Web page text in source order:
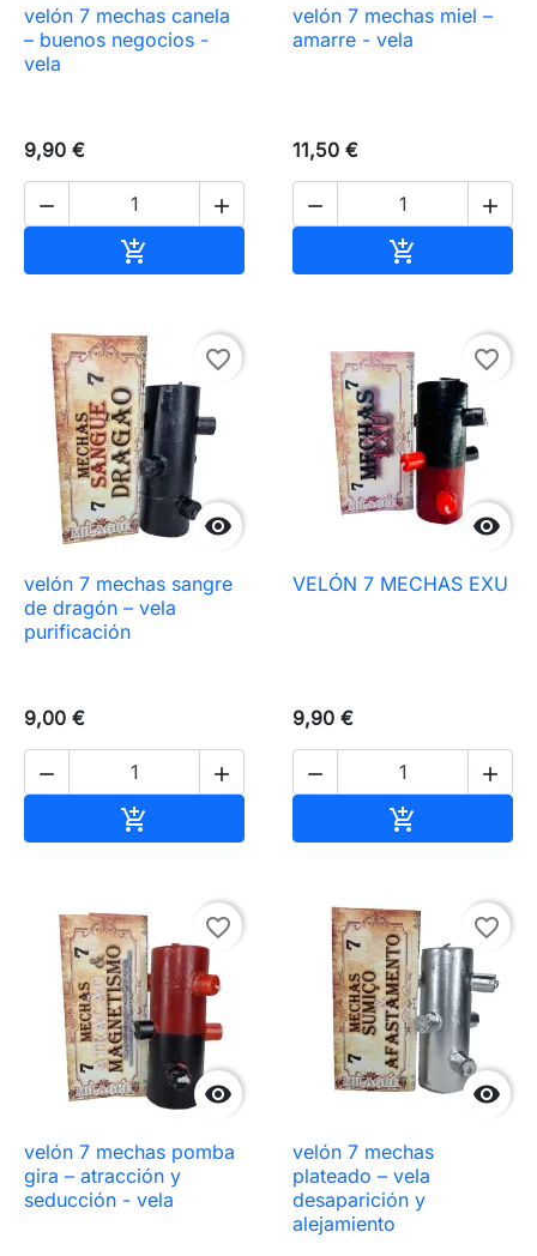
velón 7 mechas canela
– buenos negocios -
vela
9,90 €
 

velón 7 mechas miel –
amarre - vela
11,50 €
 


favorite_border
velón 7 mechas sangre
de dragón – vela
purificación
9,00 €
 


favorite_border
VELÓN 7 MECHAS EXU
9,90 €
 


favorite_border
velón 7 mechas pomba
gira – atracción y
seducción - vela

favorite_border
velón 7 mechas
plateado – vela
desaparición y
alejamiento